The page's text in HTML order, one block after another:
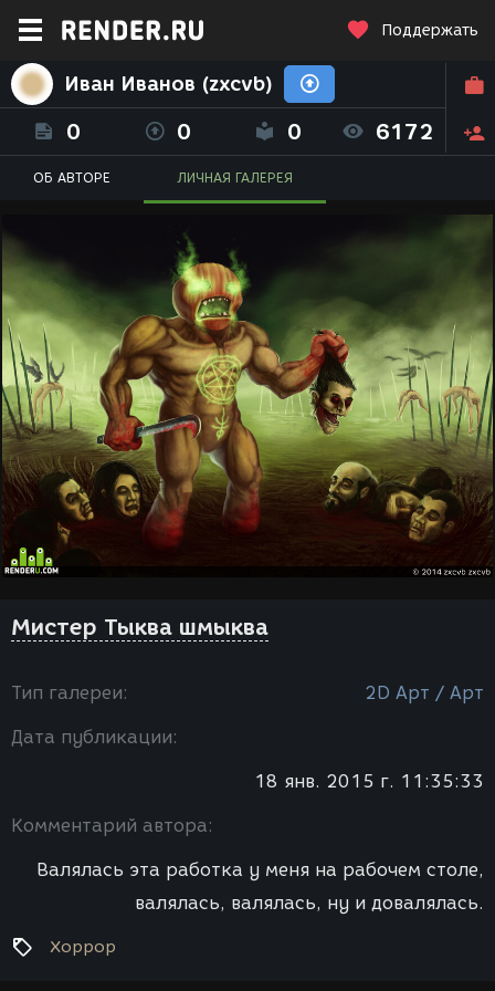
Поддержать
Иван Иванов (zxcvb)
0 0 0 6172
ОБ АВТОРЕ ЛИЧНАЯ ГАЛЕРЕЯ
Мистер Тыква шмыква
Тип галереи: 2D Арт / Арт
Дата публикации:
18 янв. 2015 г. 11:35:33
Комментарий автора:
Валялась эта работка у меня на рабочем столе,
валялась, валялась, ну и довалялась.
Хоррор